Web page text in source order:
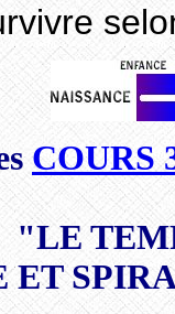
COURS
ET